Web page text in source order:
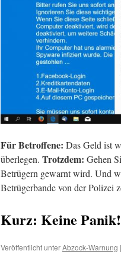
Für Betroffene: Das Geld ist
überlegen. Trotzdem: Gehen
Betrügern gewarnt wird. Und
Betrügerbande von der Polizei
Kurz: Keine
Veröffentlicht unterAbzock-Warnung |